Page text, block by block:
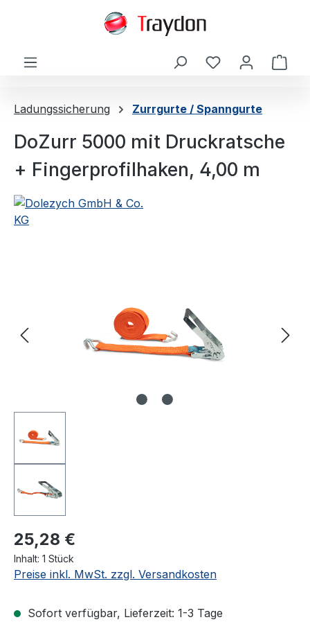
Ladungssicherung Zurrgurte / Spanngurte
DoZurr 5000 mit Druckratsche
+ Fingerprofilhaken, 4,00 m
25,28 €
Inhalt: 1 Stück
Preise inkl. MwSt. zzgl. Versandkosten
Sofort verfügbar, Lieferzeit: 1-3 Tage